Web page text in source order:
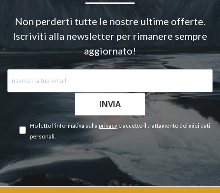
Non perderti tutte le nostre ultime offerte.
Iscriviti alla newsletter per rimanere sempre
aggiornato!
INVIA
Ho letto l'informativa sulla privacy e accetto il trattamento dei miei dati
personali.